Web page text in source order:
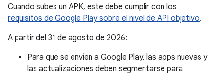
Cuando subes un APK, este debe cumplir con los
requisitos de Google Play sobre el nivel de API objetivo.
A partir del 31 de agosto de 2026:
Para que se envíen a Google Play, las apps nuevas y
las actualizaciones deben segmentarse para